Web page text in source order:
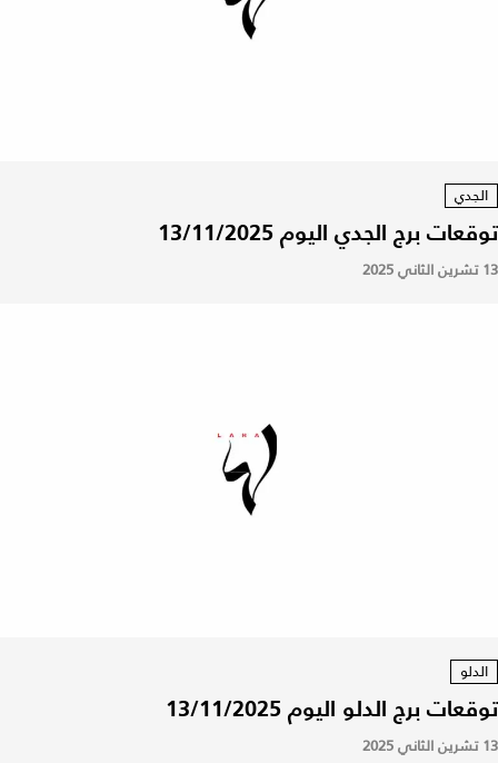
الجدي
توقعات برج الجدي اليوم 13/11/2025
13 تشرين الثاني 2025
الدلو
توقعات برج الدلو اليوم 13/11/2025
13 تشرين الثاني 2025